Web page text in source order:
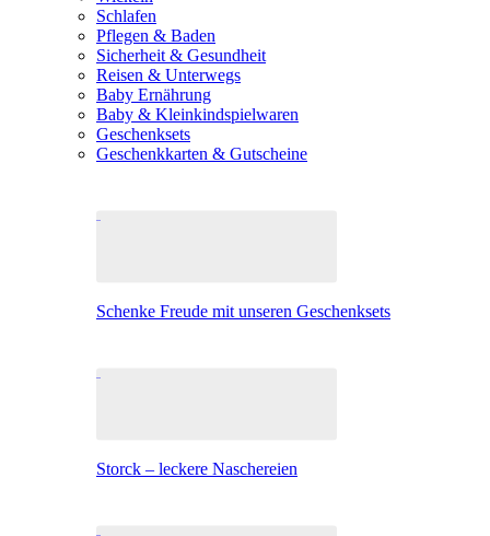
Schlafen
Pflegen & Baden
Sicherheit & Gesundheit
Reisen & Unterwegs
Baby Ernährung
Baby & Kleinkindspielwaren
Geschenksets
Geschenkkarten & Gutscheine
Schenke Freude mit unseren Geschenksets
Storck – leckere Naschereien